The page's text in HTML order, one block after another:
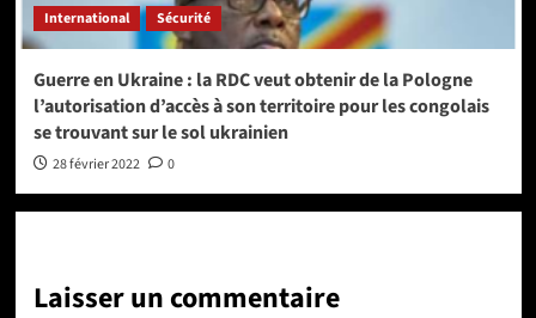
International Sécurité
Guerre en Ukraine : la RDC veut obtenir de la Pologne
l’autorisation d’accès à son territoire pour les congolais
se trouvant sur le sol ukrainien
28 février 2022 0
Laisser un commentaire